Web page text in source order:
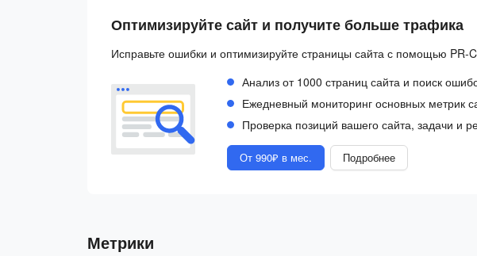
Оптимизируйте сайт и получите больше трафика
Исправьте ошибки и оптимизируйте страницы сайта с помощью PR-
Анализ от 1000 страниц сайта и поиск
Ежедневный мониторинг основных метрик
Проверка позиций вашего сайта, задачи и
От 990₽ в мес. Подробнее
Метрики